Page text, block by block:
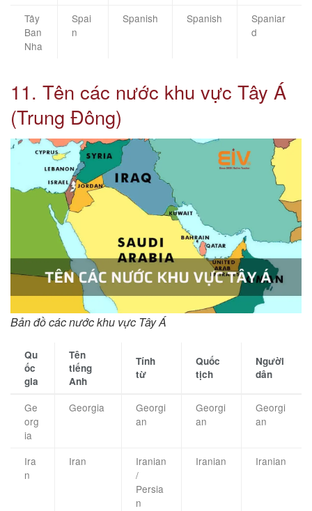
Tây
Ban
Nha
Spai
n
Spanish Spanish
Spaniar
d
11. Tên các nước khu vực Tây Á
(Trung Đông)
Bản đồ các nước khu vực Tây Á
Qu
ốc
gia
Tên
tiếng
Anh
Tính
từ
Quốc
tịch
Người
dân
Ge
org
ia
Georgia
Georgi
an
Georgi
an
Georgi
an
Ira
n
Iran
Iranian
/
Persia
n
Iranian Iranian